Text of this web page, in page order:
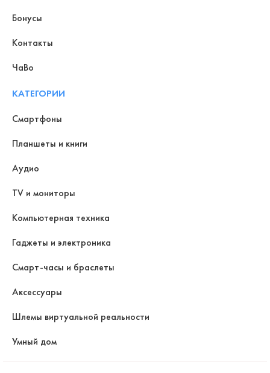
Бонусы
Контакты
ЧаВо
КАТЕГОРИИ
Смартфоны
Планшеты и книги
Аудио
TV и мониторы
Компьютерная техника
Гаджеты и электроника
Смарт-часы и браслеты
Аксессуары
Шлемы виртуальной реальности
Умный дом